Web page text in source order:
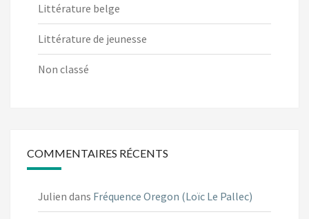
Littérature belge
Littérature de jeunesse
Non classé
COMMENTAIRES RÉCENTS
Julien dans Fréquence Oregon (Loïc Le Pallec)